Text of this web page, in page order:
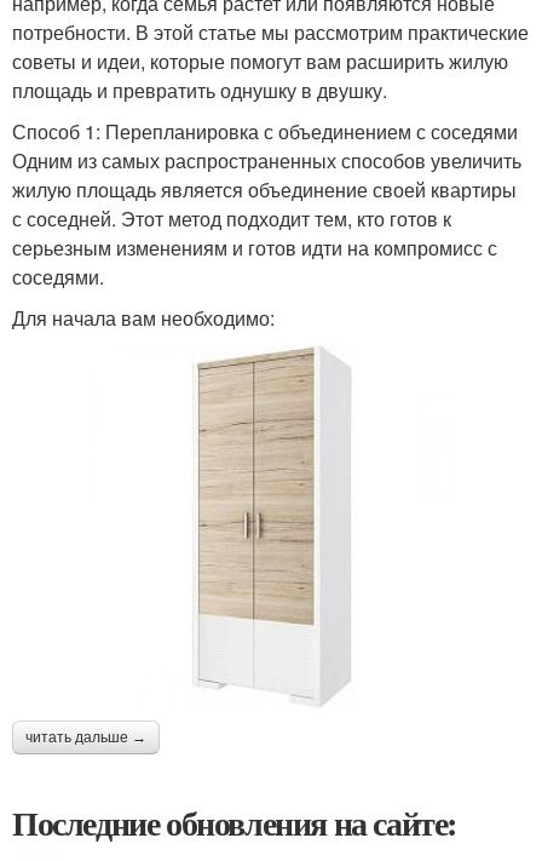
потребности. В этой статье мы рассмотрим практические
советы и идеи, которые помогут вам расширить жилую
площадь и превратить однушку в двушку.
Способ 1: Перепланировка с объединением с соседями
Одним из самых распространенных способов увеличить
жилую площадь является объединение своей квартиры
с соседней. Этот метод подходит тем, кто готов к
серьезным изменениям и готов идти на компромисс с
соседями.
Для начала вам необходимо:
читать дальше →
Последние обновления на сайте: